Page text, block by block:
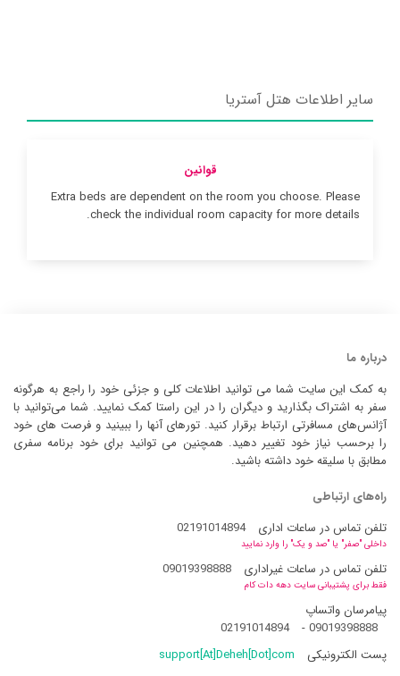
سایر اطلاعات هتل آستریا
قوانین
Extra beds are dependent on the room you choose. Please
check the individual room capacity for more details.
درباره ما
به کمک این سایت شما می توانید اطلاعات کلی و جزئی خود را راجع به هرگونه
سفر به اشتراک بگذارید و دیگران را در این راستا کمک نمایید. شما می‌توانید با
آژانس‌های مسافرتی ارتباط برقرار کنید. تورهای آنها را ببینید و فرصت های خود
را برحسب نیاز خود تغییر دهید. همچنین می توانید برای خود برنامه سفری
مطابق با سلیقه خود داشته باشید.
راه‌های ارتباطی
تلفن تماس در ساعات اداری
02191014894
داخلی "صفر" یا "صد و یک" را وارد نمایید
تلفن تماس در ساعات غیراداری 09019398888
فقط برای پشتیبانی سایت دهه دات کام
پیامرسان واتساپ
09019398888
-
02191014894
پست الکترونیکی
support[At]Deheh[Dot]com